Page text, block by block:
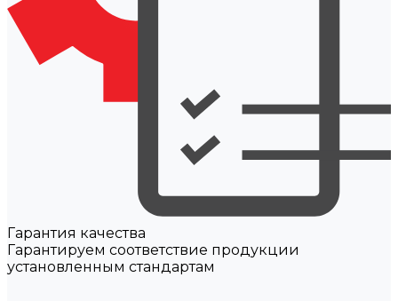
Гарантия качества
Гарантируем соответствие продукции
установленным стандартам